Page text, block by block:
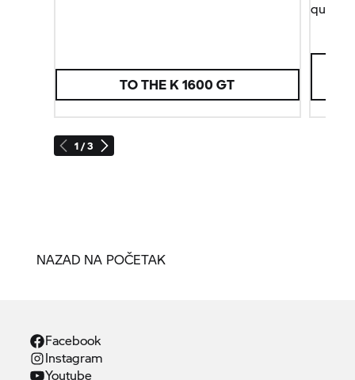
1 / 3
TO THE K 1600 GT
queen
NAZAD NA POČETAK
Facebook
Instagram
Youtube